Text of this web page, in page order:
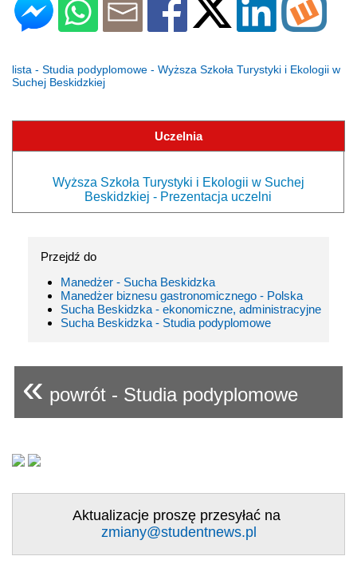
lista - Studia podyplomowe - Wyższa Szkoła Turystyki i Ekologii w
Suchej Beskidzkiej
Uczelnia
Wyższa Szkoła Turystyki i Ekologii w Suchej
Beskidzkiej - Prezentacja uczelni
Przejdź do
Manedżer - Sucha Beskidzka
Manedżer biznesu gastronomicznego - Polska
Sucha Beskidzka - ekonomiczne, administracyjne
Sucha Beskidzka - Studia podyplomowe
« powrót - Studia podyplomowe
Aktualizacje proszę przesyłać na
zmiany@studentnews.pl